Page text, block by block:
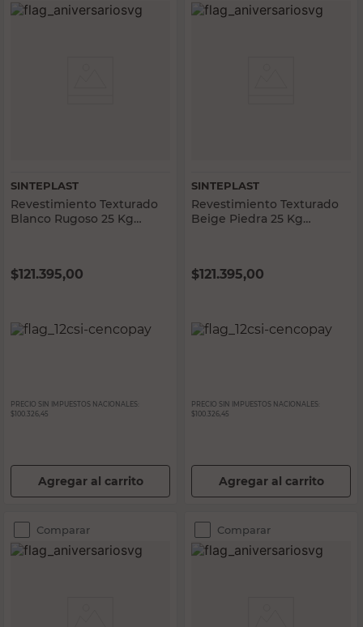
SINTEPLAST
Revestimiento Texturado
Blanco Rugoso 25 Kg
$121.395,00
PRECIO SIN IMPUESTOS NACIONALES:
$100.326,45
Agregar al carrito
SINTEPLAST
Revestimiento Texturado
Beige Piedra 25 Kg
$121.395,00
PRECIO SIN IMPUESTOS NACIONALES:
$100.326,45
Agregar al carrito
Comparar Comparar